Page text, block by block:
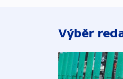
Výběr